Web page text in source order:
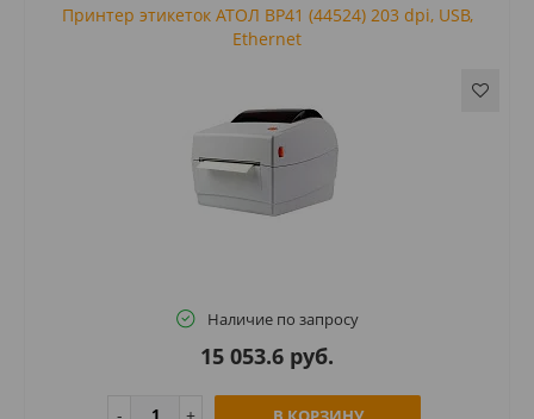
Принтер этикеток АТОЛ BP41 (44524) 203 dpi, USB,
Ethernet
Наличие по запросу
15 053.6 руб.